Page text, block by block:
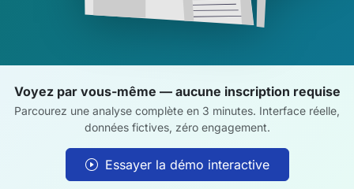
Voyez par vous-même — aucune inscription requise
Parcourez une analyse complète en 3 minutes. Interface réelle,
données fictives, zéro engagement.
Essayer la démo interactive